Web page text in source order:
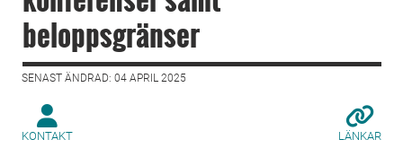
beloppsgränser
SENAST ÄNDRAD: 04 APRIL 2025
KONTAKT LÄNKAR